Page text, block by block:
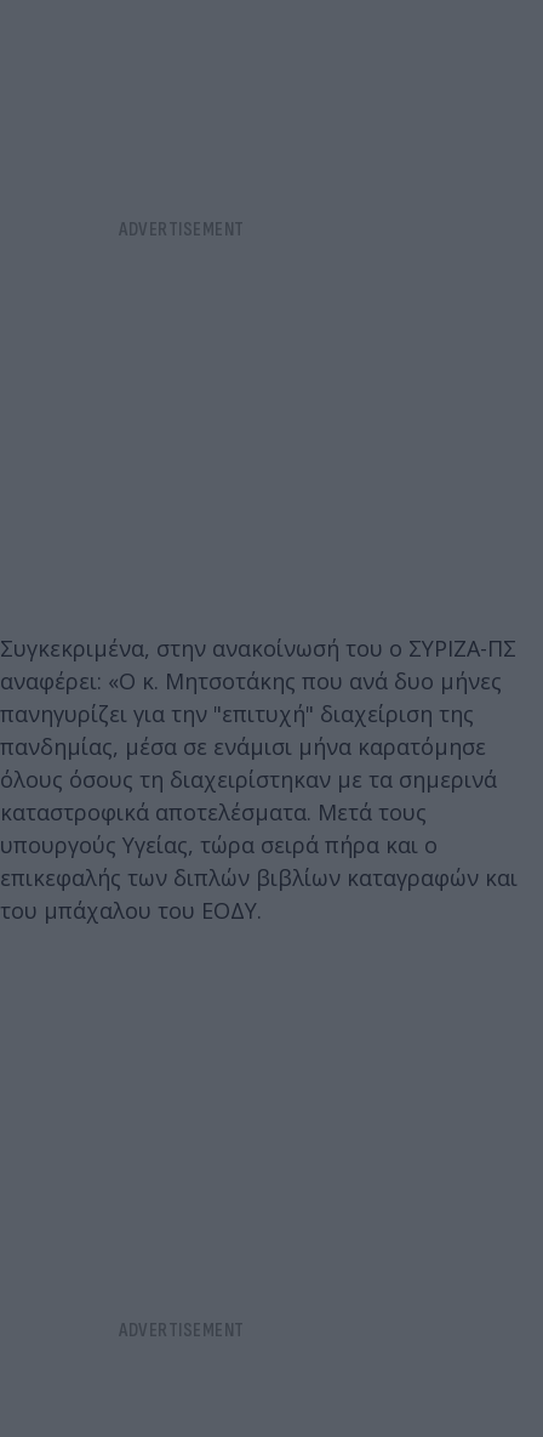
Συγκεκριμένα, στην ανακοίνωσή του ο ΣΥΡΙΖΑ-ΠΣ
αναφέρει: «Ο κ. Μητσοτάκης που ανά δυο μήνες
πανηγυρίζει για την "επιτυχή" διαχείριση της
πανδημίας, μέσα σε ενάμισι μήνα καρατόμησε
όλους όσους τη διαχειρίστηκαν με τα σημερινά
καταστροφικά αποτελέσματα. Μετά τους
υπουργούς Υγείας, τώρα σειρά πήρα και ο
επικεφαλής των διπλών βιβλίων καταγραφών και
του μπάχαλου του ΕΟΔΥ.